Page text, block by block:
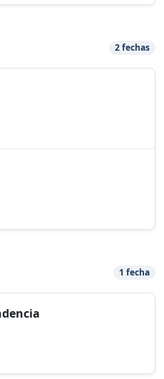
2 fechas
1 fecha